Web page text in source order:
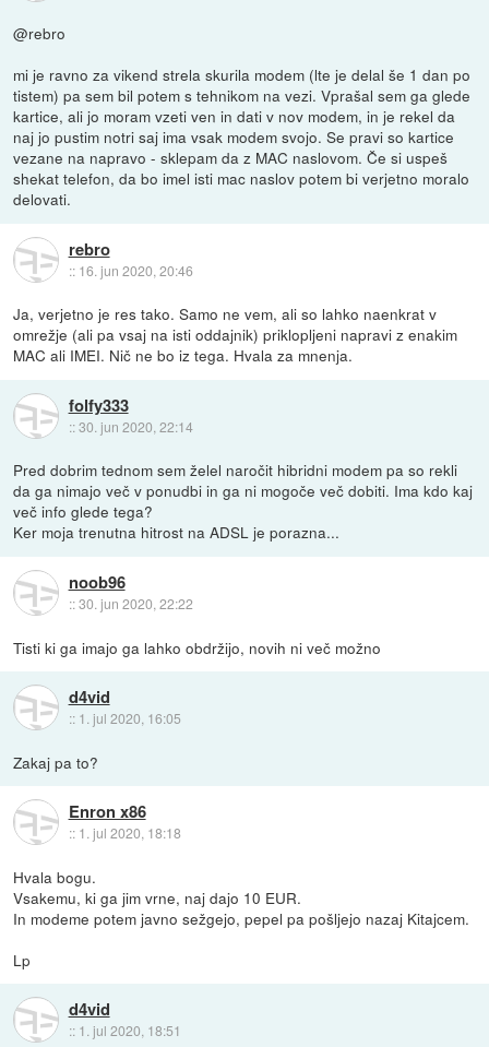
@rebro
mi je ravno za vikend strela skurila modem (lte je delal še 1 dan po
tistem) pa sem bil potem s tehnikom na vezi. Vprašal sem ga glede
kartice, ali jo moram vzeti ven in dati v nov modem, in je rekel da
naj jo pustim notri saj ima vsak modem svojo. Se pravi so kartice
vezane na napravo - sklepam da z MAC naslovom. Če si uspeš
shekat telefon, da bo imel isti mac naslov potem bi verjetno moralo
delovati.
rebro
:: 16. jun 2020, 20:46
Ja, verjetno je res tako. Samo ne vem, ali so lahko naenkrat v
omrežje (ali pa vsaj na isti oddajnik) priklopljeni napravi z enakim
MAC ali IMEI. Nič ne bo iz tega. Hvala za mnenja.
folfy333
::30. jun 2020, 22:14
Pred dobrim tednom sem želel naročit hibridni modem pa so rekli
da ga nimajo več v ponudbi in ga ni mogoče več dobiti. Ima kdo kaj
več info glede tega?
Ker moja trenutna hitrost na ADSL je porazna...
noob96
::30. jun 2020, 22:22
Tisti ki ga imajo ga lahko obdržijo, novih ni več možno
d4vid
:: 1. jul 2020, 16:05
Zakaj pa to?
Enron x86
:: 1. jul 2020, 18:18
Hvala bogu.
Vsakemu, ki ga jim vrne, naj dajo 10 EUR.
In modeme potem javno sežgejo, pepel pa pošljejo nazaj Kitajcem.
Lp
d4vid
:: 1. jul 2020, 18:51